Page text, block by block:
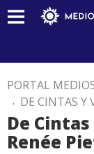
PORTAL
. DE CINTAS Y
De
Renée